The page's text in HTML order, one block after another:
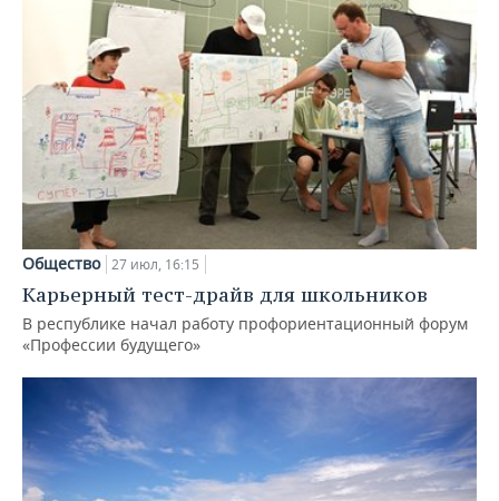
Общество 27 июл, 16:15
Карьерный тест-драйв для школьников
В республике начал работу профориентационный форум
«Профессии будущего»